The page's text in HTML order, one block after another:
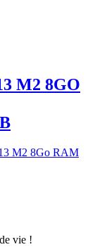
M2 8GO
vie !